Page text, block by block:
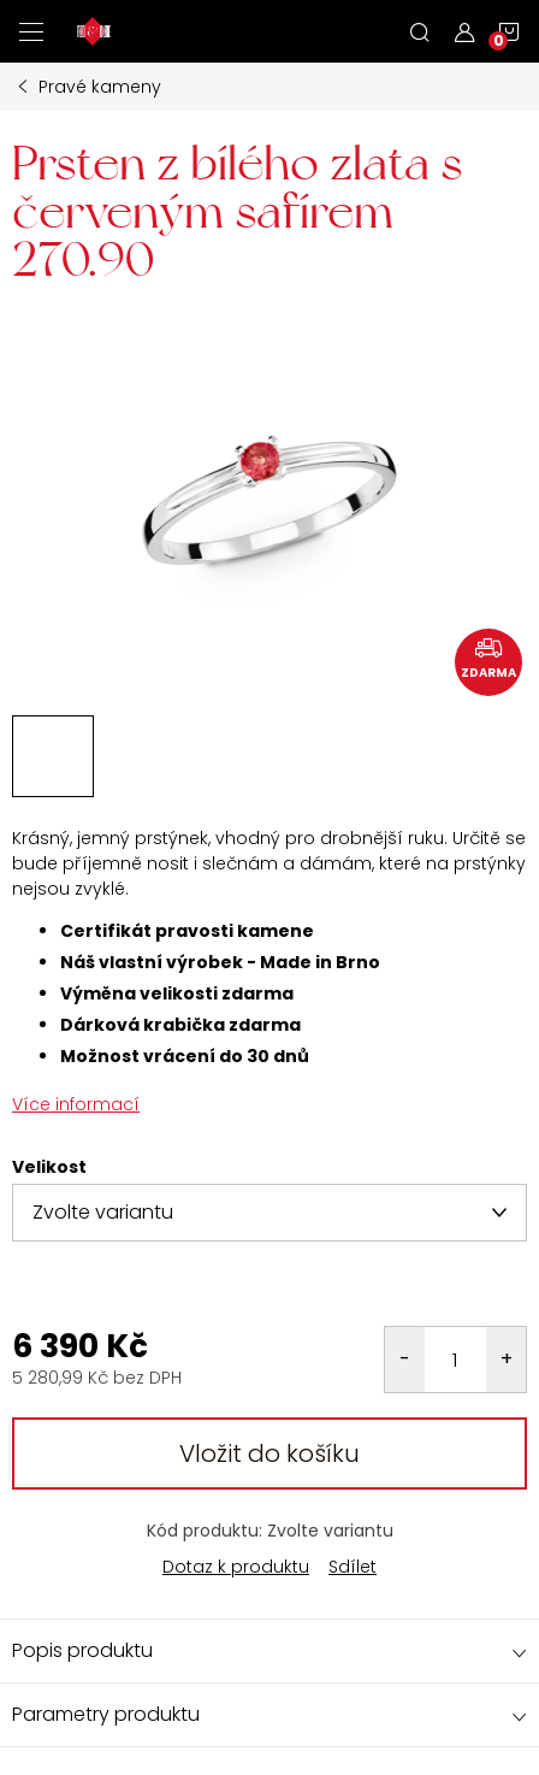
na
obsah
Pravé kameny
Prsten z bílého zlata s
červeným safírem
270.90
ZDARMA
Krásný, jemný prstýnek, vhodný pro drobnější ruku. Určitě se
bude příjemně nosit i slečnám a dámám, které na prstýnky
nejsou zvyklé.
Certifikát pravosti kamene
Náš vlastní výrobek - Made in Brno
Výměna velikosti zdarma
Dárková krabička zdarma
Možnost vrácení do 30 dnů
Více informací
Velikost
6 390 Kč
5 280,99 Kč bez DPH
cena:
Vložit do košíku
Kód produktu: Zvolte variantu
Dotaz k produktu
Sdílet
Popis produktu
Parametry produktu